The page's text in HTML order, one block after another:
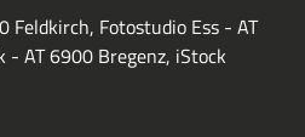
Feldkirch, Fotostudio Ess - AT
- AT 6900 Bregenz, iStock